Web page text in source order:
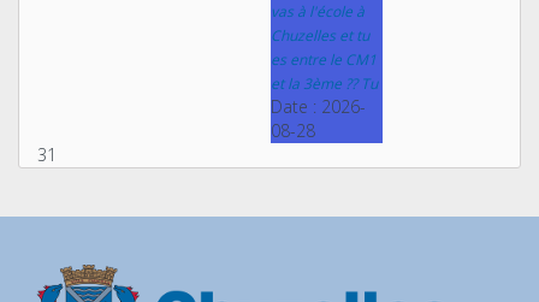
vas à l'école à
Chuzelles et tu
es entre le CM1
et la 3ème ?? Tu
Date : 2026-
08-28
31